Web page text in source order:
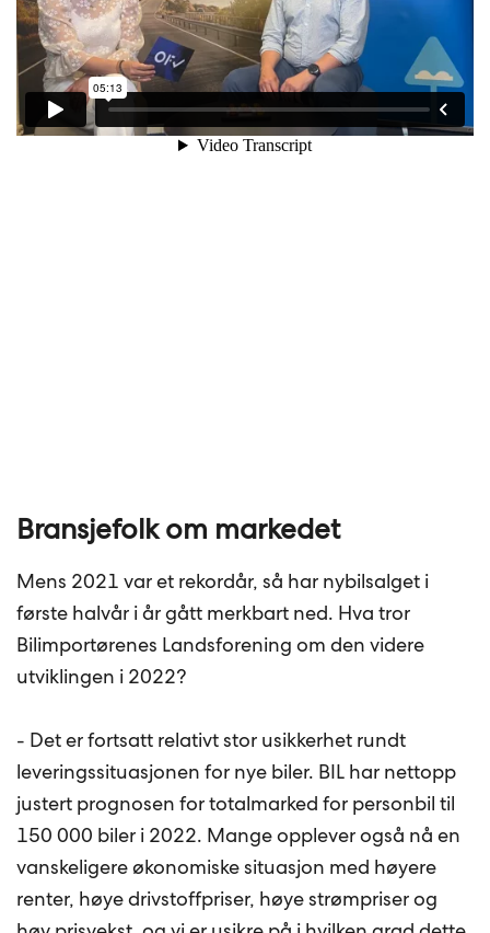
Bransjefolk om markedet
Mens 2021 var et rekordår, så har nybilsalget i
første halvår i år gått merkbart ned. Hva tror
Bilimportørenes Landsforening om den videre
utviklingen i 2022?
- Det er fortsatt relativt stor usikkerhet rundt
leveringssituasjonen for nye biler. BIL har nettopp
justert prognosen for totalmarked for personbil til
150 000 biler i 2022. Mange opplever også nå en
vanskeligere økonomiske situasjon med høyere
renter, høye drivstoffpriser, høye strømpriser og